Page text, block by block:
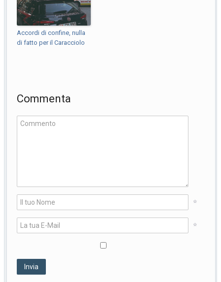
Accordi di confine, nulla
di fatto per il Caracciolo
Commenta
*
*